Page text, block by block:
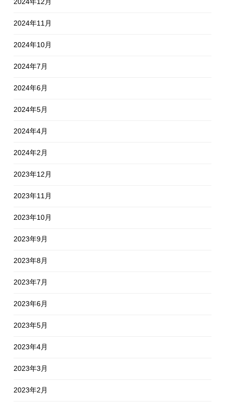
2024年11月
2024年10月
2024年7月
2024年6月
2024年5月
2024年4月
2024年2月
2023年12月
2023年11月
2023年10月
2023年9月
2023年8月
2023年7月
2023年6月
2023年5月
2023年4月
2023年3月
2023年2月